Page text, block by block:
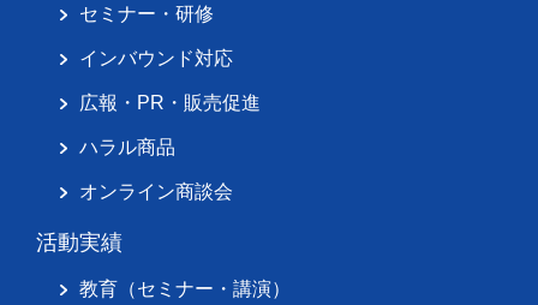
セミナー・研修
インバウンド対応
広報・PR・販売促進
ハラル商品
オンライン商談会
活動実績
教育（セミナー・講演）